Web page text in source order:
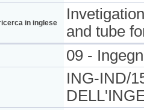
in inglese
and tube
09 -
ING-IND/